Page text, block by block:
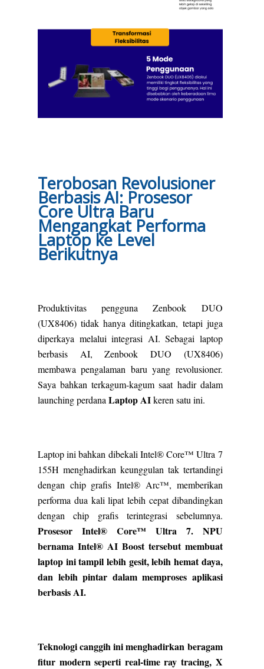
Terobosan Revolusioner
Berbasis AI: Prosesor
Core Ultra Baru
Mengangkat Performa
Laptop ke Level
Berikutnya
Produktivitas pengguna Zenbook DUO
(UX8406) tidak hanya ditingkatkan, tetapi juga
diperkaya melalui integrasi AI. Sebagai laptop
berbasis AI, Zenbook DUO (UX8406)
membawa pengalaman baru yang revolusioner.
Saya bahkan terkagum-kagum saat hadir dalam
launching perdana Laptop AIkeren satu ini.
Laptop ini bahkan dibekali Intel® Core™ Ultra 7
155H menghadirkan keunggulan tak tertandingi
dengan chip grafis Intel® Arc™, memberikan
performa dua kali lipat lebih cepat dibandingkan
dengan chip grafis terintegrasi sebelumnya.
Prosesor Intel® Core™ Ultra 7. NPU
bernama Intel® AI Boost tersebut membuat
laptop ini tampil lebih gesit, lebih hemat daya,
dan lebih pintar dalam memproses aplikasi
berbasis AI.
Teknologi canggih ini menghadirkan beragam
fitur modern seperti real-time ray tracing, X